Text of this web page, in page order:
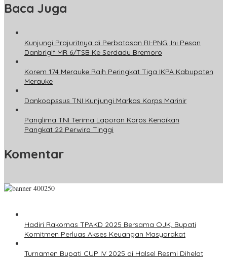
Baca Juga
Kunjungi Prajuritnya di Perbatasan RI-PNG, Ini Pesan
Danbrigif MR 6/TSB Ke Serdadu Bremoro
Korem 174 Merauke Raih Peringkat Tiga IKPA Kabupaten
Merauke
Dankoopssus TNI Kunjungi Markas Korps Marinir
Panglima TNI Terima Laporan Korps Kenaikan
Pangkat 22 Perwira Tinggi
Komentar
Hadiri Rakornas TPAKD 2025 Bersama OJK, Bupati
Komitmen Perluas Akses Keuangan Masyarakat
Turnamen Bupati CUP IV 2025 di Halsel Resmi Dihelat